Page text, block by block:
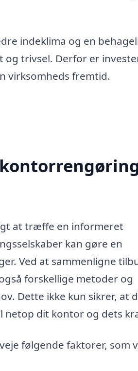
indeklima og en
trivsel. Derfor er
virksomheds fremtid.
at træffe en informeret
kan gøre en
Ved at sammenligne
forskellige metoder og
Dette ikke kun sikrer, at
netop dit kontor og dets
følgende faktorer, som